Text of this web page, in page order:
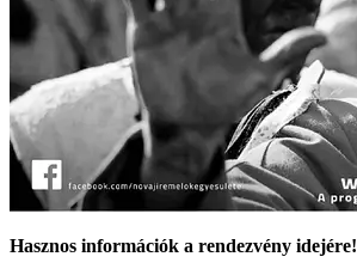
Hasznos információk a rendezvény idejére!